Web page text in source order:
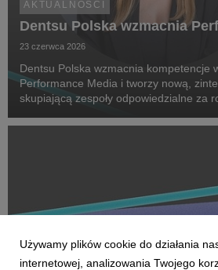
AKTUALNOŚCI
Dentsu Polska wzmacnia
23 czerwca 2026
Dentsu Polska wzmacnia kompetencje
Performance Media i tworzy nową,
skupiającą zespoły odpowiedzialne za
Na czele nowego obszaru stanęła
Używamy plików cookie do działania
internetowej, analizowania Twojego